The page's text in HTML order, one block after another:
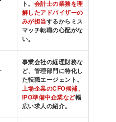
ト。 会計士の業務を理
解したアドバイザーの
みが担当するからミス
マッチ転職の心配がな
い。
事業会社の経理財務な
ど、管理部門に特化し
た転職エージェント。
上場企業のCFO候補、
IPO準備中企業など幅
広い求人の紹介。